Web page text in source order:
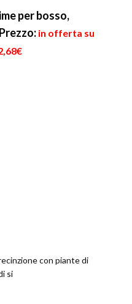
per bosso,
Prezzo: in offerta su
con piante di
si